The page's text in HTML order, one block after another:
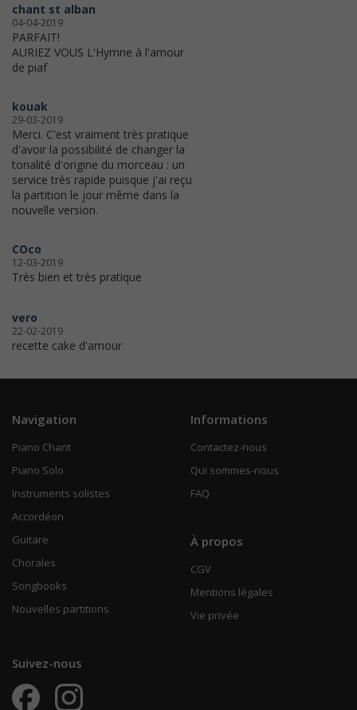
chant st alban
04-04-2019
PARFAIT!
AURIEZ VOUS L'Hymne à l'amour
de piaf
kouak
29-03-2019
Merci. C'est vraiment très pratique
d'avoir la possibilité de changer la
tonalité d'origine du morceau : un
service très rapide puisque j'ai reçu
la partition le jour même dans la
nouvelle version.
COco
12-03-2019
Très bien et très pratique
vero
22-02-2019
recette cake d'amour
Navigation
Piano Chant
Piano Solo
Instruments solistes
Accordéon
Guitare
Chorales
Songbooks
Nouvelles partitions
Informations
Contactez-nous
Qui sommes-nous
FAQ
À propos
CGV
Mentions légales
Vie privée
Suivez-nous